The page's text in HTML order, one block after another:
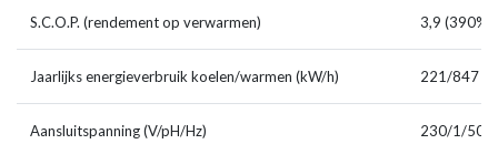
S.C.O.P. (rendement op verwarmen) 3,9 (390%)
Jaarlijks energieverbruik koelen/warmen (kW/h) 221/847
Aansluitspanning (V/pH/Hz) 230/1/50